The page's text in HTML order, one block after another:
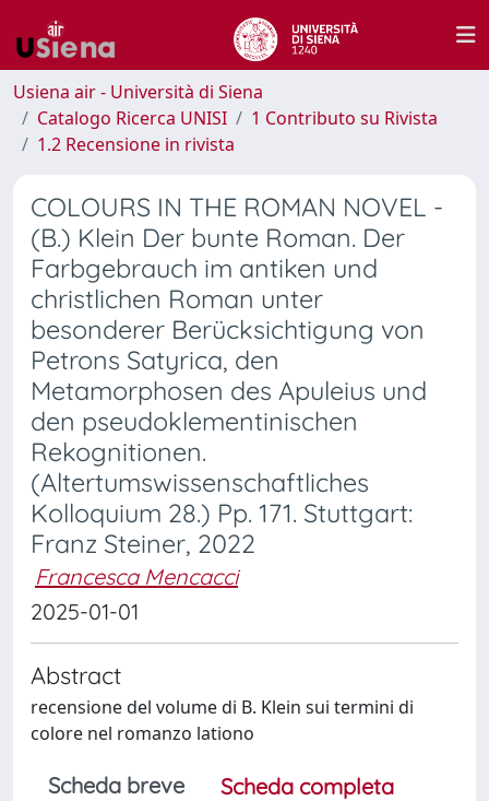
Usiena air - Università di Siena
Catalogo Ricerca UNISI
1 Contributo su Rivista
1.2 Recensione in rivista
COLOURS IN THE ROMAN NOVEL -
(B.) Klein Der bunte Roman. Der
Farbgebrauch im antiken und
christlichen Roman unter
besonderer Berücksichtigung von
Petrons Satyrica, den
Metamorphosen des Apuleius und
den pseudoklementinischen
Rekognitionen.
(Altertumswissenschaftliches
Kolloquium 28.) Pp. 171. Stuttgart:
Franz Steiner, 2022
Francesca Mencacci
2025-01-01
Abstract
recensione del volume di B. Klein sui termini di
colore nel romanzo lationo
Scheda breve
Scheda completa